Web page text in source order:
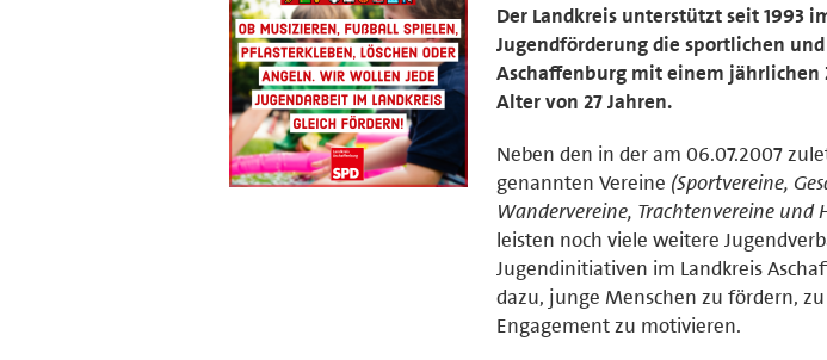
Der Landkreis unterstützt seit 1993
Jugendförderung die sportlichen
Aschaffenburg mit einem jährlichen
Alter von 27 Jahren.
Neben den in der am 06.07.2007
genannten Vereine (Sportvereine,
Wandervereine, Trachtenvereine und
leisten noch viele weitere
Jugendinitiativen im Landkreis
dazu, junge Menschen zu fördern,
Engagement zu motivieren.